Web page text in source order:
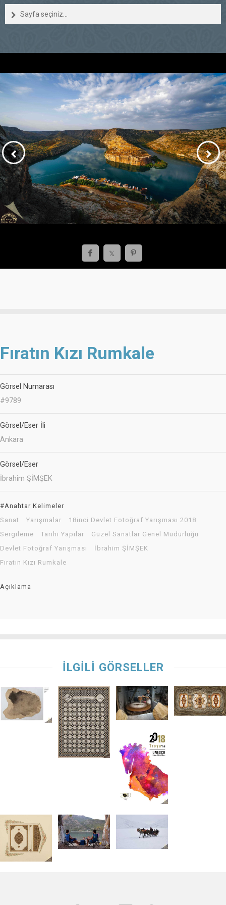
Sayfa seçiniz...
Fıratın Kızı Rumkale
Görsel Numarası
#9789
Görsel/Eser İli
Ankara
Görsel/Eser
İbrahim ŞİMŞEK
#Anahtar Kelimeler
Sanat
Yarışmalar
18inci Devlet Fotoğraf Yarışması 2018
Sergileme
Tarihi Yapılar
Güzel Sanatlar Genel Müdürlüğü
Devlet Fotoğraf Yarışması
İbrahim ŞİMŞEK
Fıratın Kızı Rumkale
Açıklama
İLGİLİ GÖRSELLER